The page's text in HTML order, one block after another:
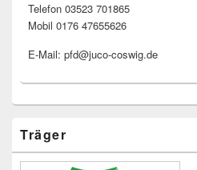
Telefon 03523 701865
Mobil 0176 47655626
E-Mail: pfd@juco-coswig.de
Träger